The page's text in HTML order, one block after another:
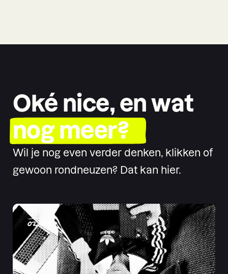
Oké nice, en wat
nog meer?
Wil je nog even verder denken, klikken of
gewoon rondneuzen? Dat kan hier.
02-03